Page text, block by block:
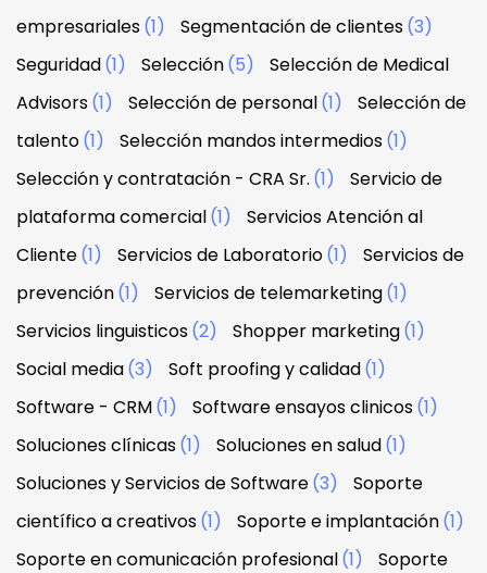
empresariales(1) Segmentación de clientes(3)
Seguridad(1) Selección(5)
Selección de Medical
Advisors(1) Selección de personal(1)
Selección de
talento(1) Selección mandos intermedios(1)
Selección y contratación - CRA Sr. (1)
Servicio de
plataforma comercial(1)
Servicios Atención al
Cliente(1) Servicios de Laboratorio(1)
Servicios de
prevención(1) Servicios de telemarketing(1)
Servicios linguisticos(2) Shopper marketing(1)
Social media(3) Soft proofing y calidad(1)
Software - CRM(1) Software ensayos clinicos(1)
Soluciones clínicas(1) Soluciones en salud(1)
Soluciones y Servicios de Software(3)
Soporte
científico a creativos(1) Soporte e implantación(1)
Soporte en comunicación profesional(1)
Soporte